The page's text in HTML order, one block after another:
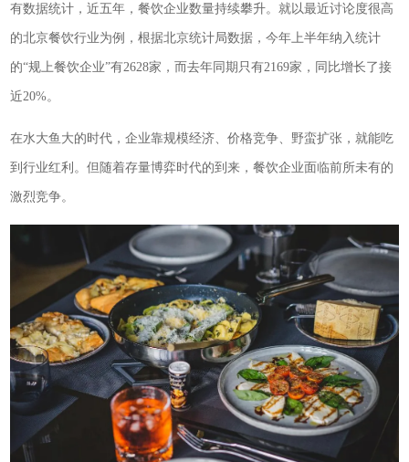
有数据统计，近五年，餐饮企业数量持续攀升。就以最近讨论度很高
的北京餐饮行业为例，根据北京统计局数据，今年上半年纳入统计
的“规上餐饮企业”有2628家，而去年同期只有2169家，同比增长了接
近20%。
在水大鱼大的时代，企业靠规模经济、价格竞争、野蛮扩张，就能吃
到行业红利。但随着存量博弈时代的到来，餐饮企业面临前所未有的
激烈竞争。